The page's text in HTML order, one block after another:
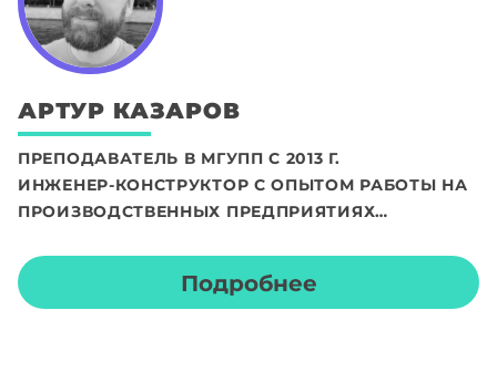
АРТУР КАЗАРОВ
ПРЕПОДАВАТЕЛЬ В МГУПП С 2013 Г.
ИНЖЕНЕР-КОНСТРУКТОР С ОПЫТОМ РАБОТЫ НА
ПРОИЗВОДСТВЕННЫХ ПРЕДПРИЯТИЯХ
Подробнее